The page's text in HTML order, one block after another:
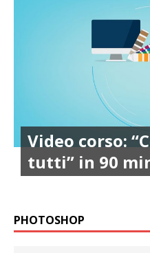
Video corso:
tutti” in 90
PHOTOSHOP